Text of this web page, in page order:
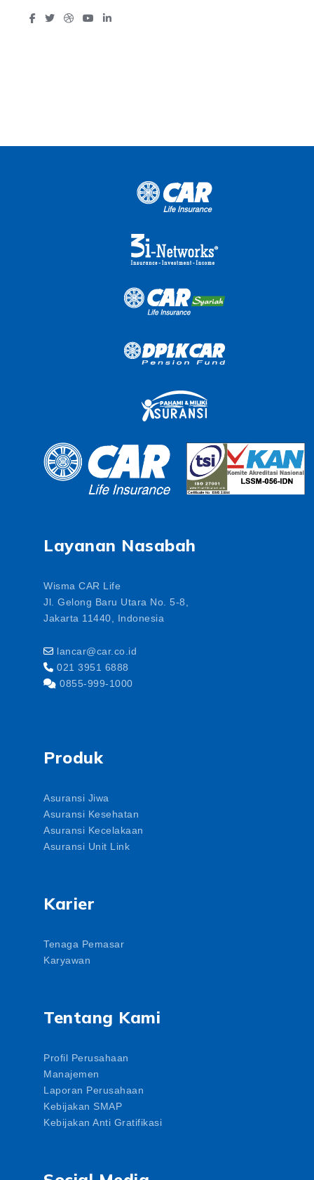
Layanan Nasabah
Wisma CAR Life
Jl. Gelong Baru Utara No. 5-8,
Jakarta 11440, Indonesia
lancar@car.co.id
021 3951 6888
0855-999-1000
Produk
Asuransi Jiwa
Asuransi Kesehatan
Asuransi Kecelakaan
Asuransi Unit Link
Karier
Tenaga Pemasar
Karyawan
Tentang Kami
Profil Perusahaan
Manajemen
Laporan Perusahaan
Kebijakan SMAP
Kebijakan Anti Gratifikasi